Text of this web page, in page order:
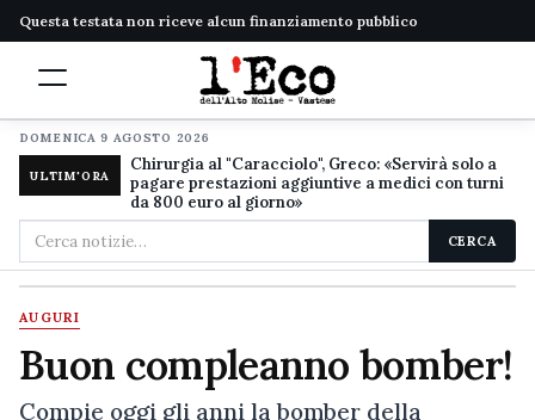
Questa testata non riceve alcun finanziamento pubblico
DOMENICA 9 AGOSTO 2026
ULTIM'ORA
Chirurgia al "Caracciolo", Greco: «Servirà solo a
pagare prestazioni aggiuntive a medici con turni
da 800 euro al giorno»
Cerca
nel
sito
CERCA
AUGURI
Buon compleanno bomber!
Compie oggi gli anni la bomber della